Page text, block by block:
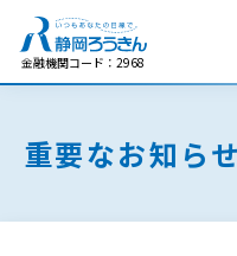
金融機関コード：2968
重要なお知らせ